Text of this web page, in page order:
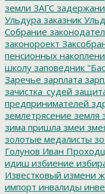
земли ЗАГС
Ульдура заказник
Собрание
законороект
пенсионных
школу заповедник
Заречье зарплата
зачистка_судей
предпринимателей
землетрясение земля
зима пришла змеи
золотые медалисты
Голунов Иван
идиш избиение
Известковый измени
импорт инвалиды